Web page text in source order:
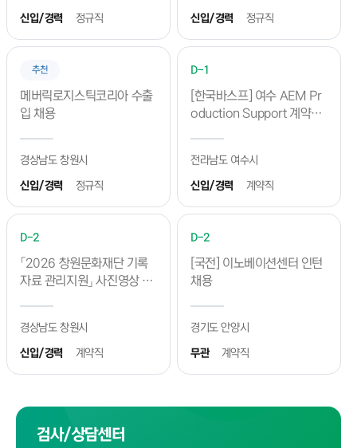
2026년도 창대한 멘토단 트랙(8월)
2026.08.06 ~ 2026.08.28
예정된 프로그램
2026년도 창대한 멘토단 트랙(9월)
진행일
신입/경력
정규직
신입/경력
정규직
추천
메버릭로지스틱코리아 수출
입 채용
경상남도 창원시
신입/경력
정규직
D-1
[한국바스프] 여수 AEM Pr
oduction Support 계약직
전라남도 여수시
신입/경력
계약직
D-2
「2026 창원문화재단 기록
자료 관리지원」 사진영상 촬
경상남도 창원시
신입/경력
계약직
D-2
[국전] 이노베이션센터 인턴
채용
경기도 안양시
무관
계약직
검사/상담센터